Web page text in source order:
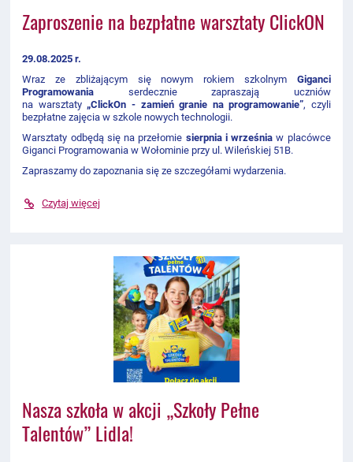
Zaproszenie na bezpłatne warsztaty ClickON
29.08.2025 r.
Wraz ze zbliżającym się nowym rokiem szkolnym
Giganci
Programowania
serdecznie zapraszają uczniów
na warsztaty „ClickOn - zamień granie na programowanie”, czyli
bezpłatne zajęcia w szkole nowych technologii.
Warsztaty odbędą się na przełomie sierpnia i września w placówce
Giganci Programowania w Wołominie przy ul. Wileńskiej 51B.
Zapraszamy do zapoznania się ze szczegółami wydarzenia.
Czytaj więcej
Nasza szkoła w akcji „Szkoły Pełne
Talentów” Lidla!